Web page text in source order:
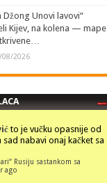
Džong Unovi lavovi“
Kijev, na kolena — mape
08/2026
to je vučku opasnije od
sad nabavi onaj kačket sa
Rusiju sastankom sa
ago